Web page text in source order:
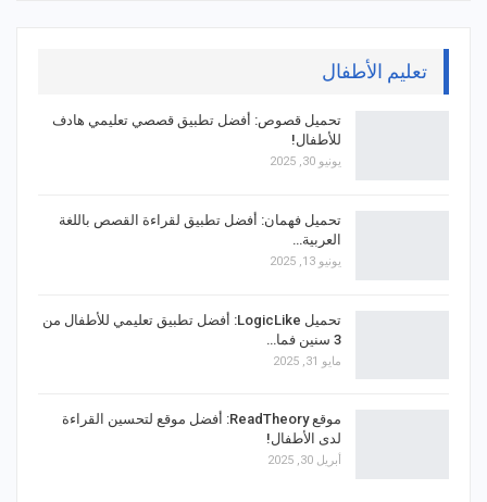
تعليم الأطفال
تحميل قصوص: أفضل تطبيق قصصي تعليمي هادف
للأطفال!
يونيو 30, 2025
تحميل فهمان: أفضل تطبيق لقراءة القصص باللغة
العربية…
يونيو 13, 2025
تحميل LogicLike: أفضل تطبيق تعليمي للأطفال من
3 سنين فما…
مايو 31, 2025
موقع ReadTheory: أفضل موقع لتحسين القراءة
لدى الأطفال!
أبريل 30, 2025